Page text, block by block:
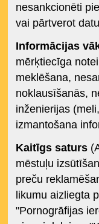
nesankcionēti
vai pārtverot
Informācijas
mērķtiecīga
meklēšana,
noklausīšanās,
inženierijas
izmantošana
Kaitīgs saturs
mēstuļu
preču
likumu aizliegta
"Pornogrāfijas